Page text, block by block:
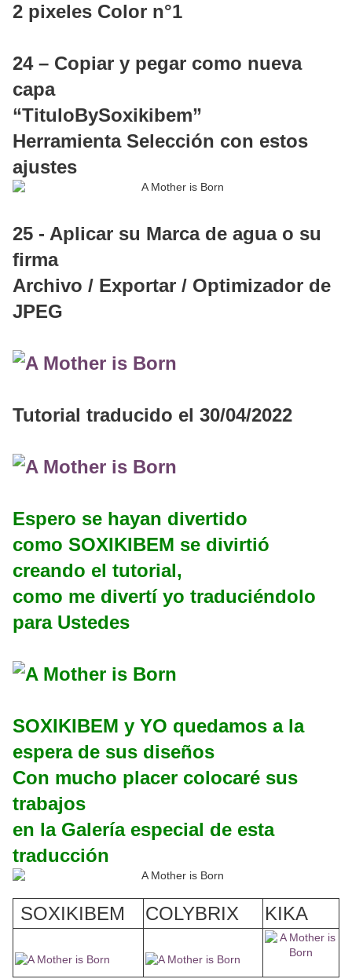
2 pixeles Color n°1
24 – Copiar y pegar como nueva
capa
“TituloBySoxikibem”
Herramienta Selección con estos
ajustes
25 - Aplicar su Marca de agua o su
firma
Archivo / Exportar / Optimizador de
JPEG
Tutorial traducido el 30/04/2022
Espero se hayan divertido
como SOXIKIBEM se divirtió
creando el tutorial,
como me divertí yo traduciéndolo
para Ustedes
SOXIKIBEM y YO quedamos a la
espera de sus diseños
Con mucho placer colocaré sus
trabajos
en la Galería especial de esta
traducción
SOXIKIBEM COLYBRIX KIKA